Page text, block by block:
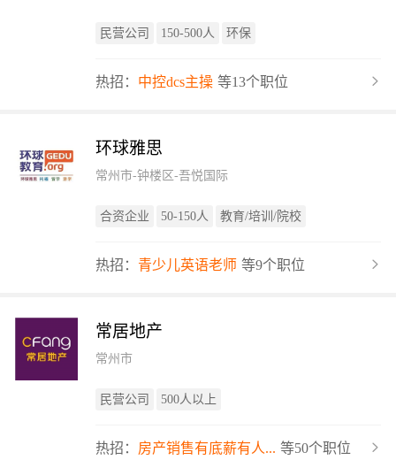
民营公司 150-500人 环保
热招： 中控dcs主操 等13个职位
环球雅思
常州市-钟楼区-吾悦国际
合资企业 50-150人 教育/培训/院校
热招： 青少儿英语老师 等9个职位
常居地产
常州市
民营公司 500人以上
热招： 房产销售有底薪有人... 等50个职位